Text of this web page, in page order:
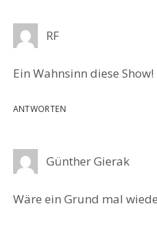
RF
Ein Wahnsinn diese Show!
ANTWORTEN
Günther Gierak
Wäre ein Grund mal